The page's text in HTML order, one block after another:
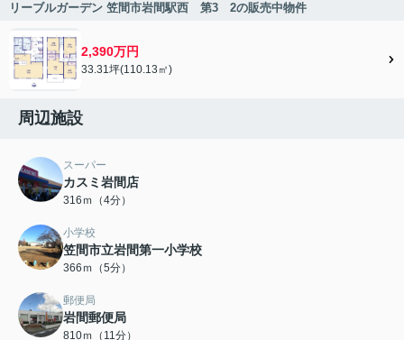
リーブルガーデン 笠間市岩間駅西 第3 2の販売中物件
2,390万円
33.31坪(110.13㎡)
周辺施設
スーパー
カスミ岩間店
316ｍ（4分）
小学校
笠間市立岩間第一小学校
366ｍ（5分）
郵便局
岩間郵便局
810ｍ（11分）